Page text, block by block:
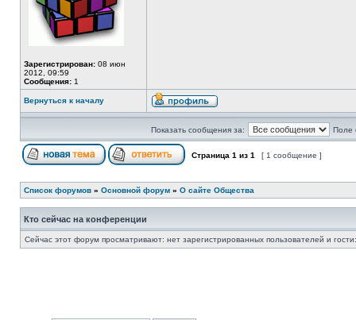
Зарегистрирован: 08 июн
2012, 09:59
Сообщения: 1
Вернуться к началу
Показать сообщения за: Поле
Страница 1 из 1 [ 1 сообщение ]
Список форумов » Основной форум » О сайте Общества
Кто сейчас на конференции
Сейчас этот форум просматривают: нет зарегистрированных пользователей и